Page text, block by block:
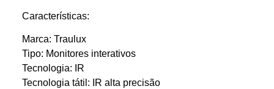
Características:
Marca: Traulux
Tipo: Monitores interativos
Tecnologia: IR
Tecnologia tátil: IR alta precisão